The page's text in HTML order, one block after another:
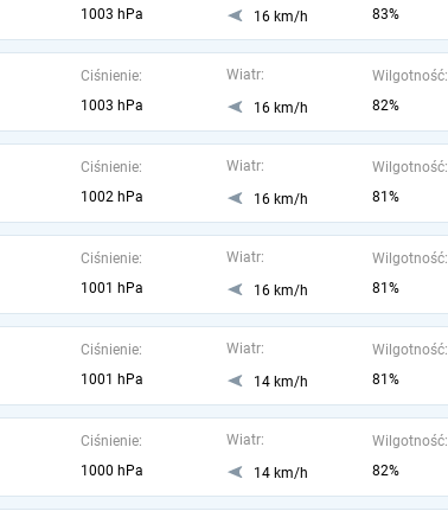
1003 hPa
16 km/h
83%
Ciśnienie:
1003 hPa
Wiatr:
16 km/h
Wilgotność:
82%
Ciśnienie:
1002 hPa
Wiatr:
16 km/h
Wilgotność:
81%
Ciśnienie:
1001 hPa
Wiatr:
16 km/h
Wilgotność:
81%
Ciśnienie:
1001 hPa
Wiatr:
14 km/h
Wilgotność:
81%
Ciśnienie:
1000 hPa
Wiatr:
14 km/h
Wilgotność:
82%